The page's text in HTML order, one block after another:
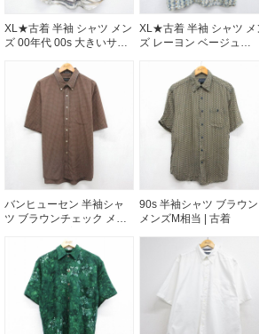
XL★古着 半袖 シャツ メン
ズ 00年代 00s 大きいサイ
【spe】 26aug03
XL★古着 半袖 シャツ メ
ズ レーヨン ベージュ
バンヒューセン 半袖シャ
ツ ブラウンチェック メン
90s 半袖シャツ ブラウン
メンズM相当 | 古着